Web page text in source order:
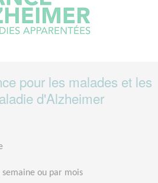
pour les malades et les
d'Alzheimer
semaine ou par mois